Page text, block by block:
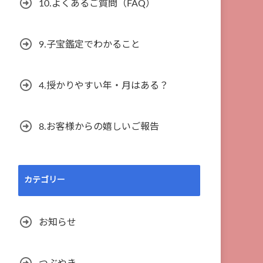
10.よくあるご質問（FAQ）
9.子宝鑑定でわかること
4.授かりやすい年・月はある？
8.お客様からの嬉しいご報告
カテゴリー
お知らせ